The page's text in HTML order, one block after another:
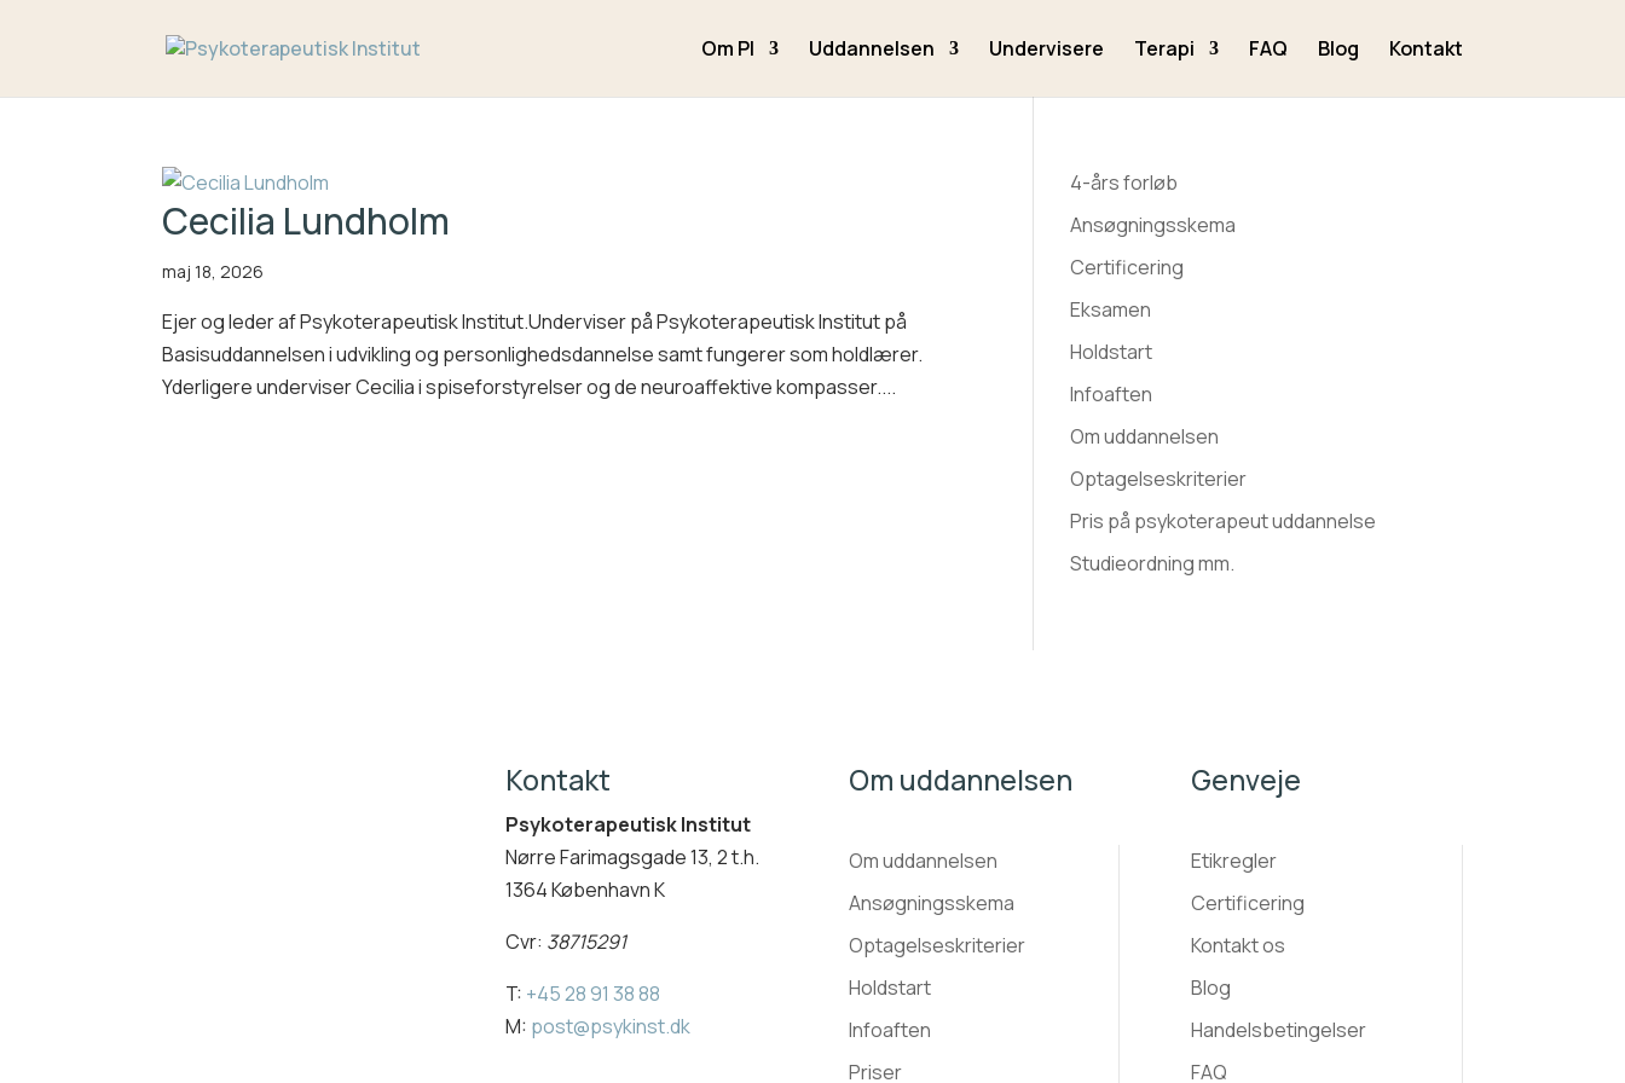
Om PI Uddannelsen Undervisere Terapi FAQ Blog Kontakt
Cecilia Lundholm
maj 18, 2026
Ejer og leder af Psykoterapeutisk Institut.Underviser på Psykoterapeutisk Institut på
Basisuddannelsen i udvikling og personlighedsdannelse samt fungerer som holdlærer.
Yderligere underviser Cecilia i spiseforstyrelser og de neuroaffektive kompasser....
4-års forløb
Ansøgningsskema
Certificering
Eksamen
Holdstart
Infoaften
Om uddannelsen
Optagelseskriterier
Pris på psykoterapeut uddannelse
Studieordning mm.
Kontakt
Psykoterapeutisk Institut
Nørre Farimagsgade 13, 2 t.h.
1364 København K
Cvr: 38715291
T: +45 28 91 38 88
M: post@psykinst.dk
Om uddannelsen
Om uddannelsen
Ansøgningsskema
Optagelseskriterier
Holdstart
Infoaften
Priser
Genveje
Etikregler
Certificering
Kontakt os
Blog
Handelsbetingelser
FAQ